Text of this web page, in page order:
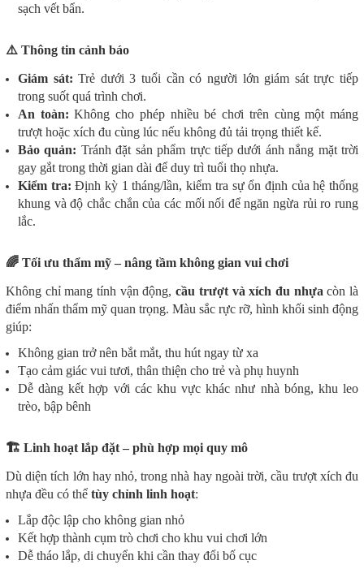
sạch vết bẩn.
⚠️ Thông tin cảnh báo
Giám sát: Trẻ dưới 3 tuổi cần có người lớn giám sát trực tiếp
trong suốt quá trình chơi.
An toàn: Không cho phép nhiều bé chơi trên cùng một máng
trượt hoặc xích đu cùng lúc nếu không đủ tải trọng thiết kế.
Bảo quản: Tránh đặt sản phẩm trực tiếp dưới ánh nắng mặt trời
gay gắt trong thời gian dài để duy trì tuổi thọ nhựa.
Kiểm tra: Định kỳ 1 tháng/lần, kiểm tra sự ổn định của hệ thống
khung và độ chắc chắn của các mối nối để ngăn ngừa rủi ro rung
lắc.
🌈 Tối ưu thẩm mỹ – nâng tầm không gian vui chơi
Không chỉ mang tính vận động,cầu trượt và xích đu nhựa còn là
điểm nhấn thẩm mỹ quan trọng. Màu sắc rực rỡ, hình khối sinh động
giúp:
Không gian trở nên bắt mắt, thu hút ngay từ xa
Tạo cảm giác vui tươi, thân thiện cho trẻ và phụ huynh
Dễ dàng kết hợp với các khu vực khác như nhà bóng, khu leo
trèo, bập bênh
🏗️ Linh hoạt lắp đặt – phù hợp mọi quy mô
Dù diện tích lớn hay nhỏ, trong nhà hay ngoài trời, cầu trượt xích đu
nhựa đều có thể tùy chỉnh linh hoạt:
Lắp độc lập cho không gian nhỏ
Kết hợp thành cụm trò chơi cho khu vui chơi lớn
Dễ tháo lắp, di chuyển khi cần thay đổi bố cục